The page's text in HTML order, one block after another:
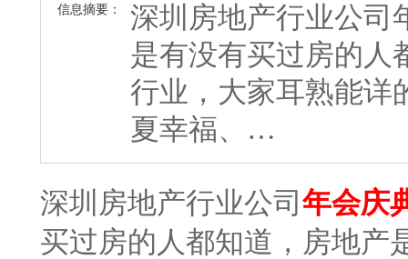
信息摘要：
深圳房地产行业公司
是有没有买过房的人
行业，大家耳熟能详
夏幸福、…
深圳房地产行业公司年会庆
买过房的人都知道，房地产